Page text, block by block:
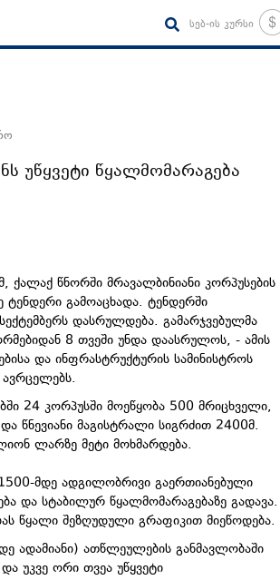
სებ-ის კურსი
უწყვეტი წყალმომარაგება
ქალაქ წნორში მრავალბინიანი კორპუსების
ტენდერი გამოაცხადა. ტენდერში
დასრულდება. გამარჯვებულმა
8 თვეში უნდა დაასრულოს, - ამის
და ინფრასტრუქტურის სამინისტროს
24 კორპუსში მოეწყობა 500 მრიცხველი,
წნევიანი მაგისტრალი სიგრძით 2400მ.
ლარზე მეტი მოხმარდება.
მდე ადგილობრივი გაერთიანებული
და სტაბილურ წყალმომარაგებაზე გადავა.
წყალი შეზღუდული გრაფიკით მიეწოდება.
ადამიანი) ათწლეულების განმავლობაში
უკვე ორი თვეა უწყვეტი